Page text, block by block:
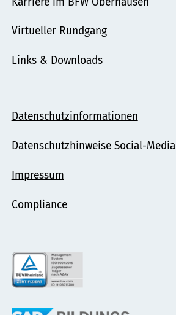
Virtueller Rundgang
Links & Downloads
Datenschutzinformationen
Datenschutzhinweise Social-Media
Impressum
Compliance